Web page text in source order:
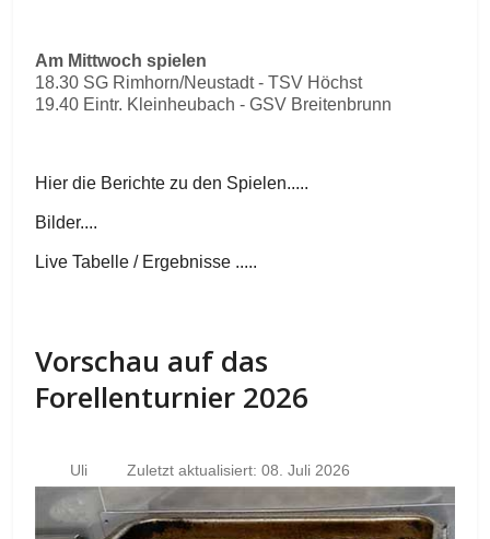
Am Mittwoch spielen
18.30 SG Rimhorn/Neustadt - TSV Höchst
19.40 Eintr. Kleinheubach - GSV Breitenbrunn
Hier die Berichte zu den Spielen.....
Bilder....
Live Tabelle / Ergebnisse .....
Vorschau auf das
Forellenturnier 2026
Uli Zuletzt aktualisiert: 08. Juli 2026